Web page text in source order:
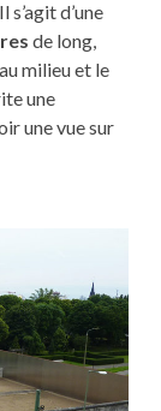
s’agit d’une
de long,
milieu et le
une
une vue sur